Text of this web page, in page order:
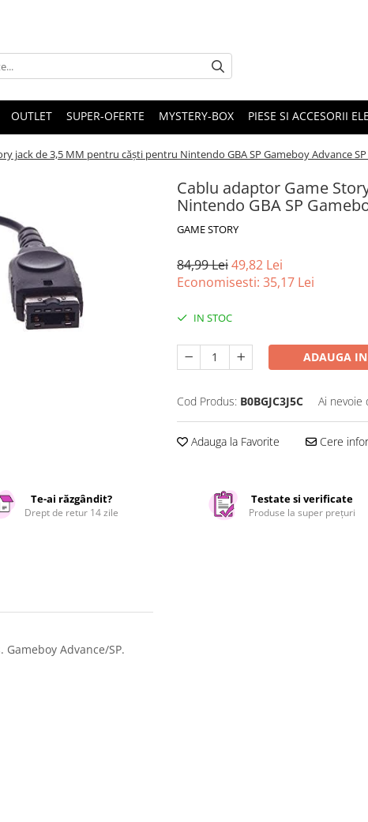
OUTLET SUPER-OFERTE MYSTERY-BOX PIESE SI ACCESORII
jack de 3,5 MM pentru căști pentru Nintendo GBA SP Gameboy Advance SP
Cablu adaptor Game
Nintendo GBA SP
GAME STORY
84,99 Lei49,82 Lei
Economisesti: 35,17 Lei
IN STOC
ADAUGA IN
Cod Produs: B0BGJC3J5C Ai nevoie
Adauga la Favorite Cere
Te-ai răzgândit?
Drept de retur 14 zile
Testate si verificate
Produse la super prețuri
Advance/SP.